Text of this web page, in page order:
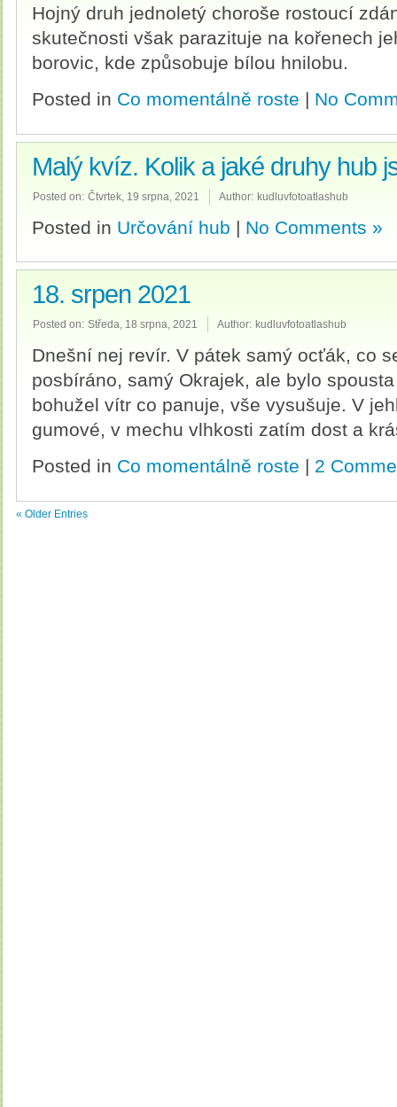
Hojný druh jednoletý choroše rostoucí
skutečnosti však parazituje na kořenech
borovic, kde způsobuje bílou hnilobu.
Posted in Co momentálně roste | No
Malý kvíz. Kolik a jaké druhy hub
Posted on: Čtvrtek, 19 srpna, 2021 Author: kudluvfotoatlashub
Posted in Určování hub | No Comments »
18. srpen 2021
Posted on: Středa, 18 srpna, 2021 Author: kudluvfotoatlashub
Dnešní nej revír. V pátek samý ocťák, co
posbíráno, samý Okrajek, ale bylo
bohužel vítr co panuje, vše vysušuje. V
gumové, v mechu vlhkosti zatím dost a
Posted in Co momentálně roste | 2
« Older Entries